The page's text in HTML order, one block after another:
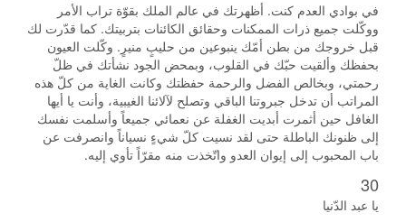
في بوادي العدم كنت. أظهرتك في عالم الملك بقوّة تراب الأمر
ووكّلت جميع ذرات الممكنات وحقائق الكائنات بتربيتك. كما قدّرت لك
قبل خروجك من بطن أمّك ينبوعين من حليبٍ منيرٍ. وكّلت العيون
بحفظك وألقيت حبّك في القلوب، وبمحض الجود نشأتك في ظلّ
رحمتي، وبخالص الفضل والرحمة حفظتك وكانت الغاية من كلّ هذه
المراتب أن تدخل جبروتنا الباقي وتصلح لآلائنا الغيبية، وأنت يا أيها
الغافل حين أثمرت أبديت الغفلة عن نعمائي جميعاً وأسلمت نفسك
إلى ظنونك الباطلة حتى لقد نسيت كلّ شيءٍ نسياناً وانصرفت عن
باب المحبوب إلى إيوان العدو واتّخذت منه مقرّاً تأوي إليه.
30
يا عبد الدّنيا